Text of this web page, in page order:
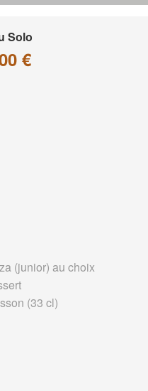
Solo
€
(junior) au choix
(33 cl)